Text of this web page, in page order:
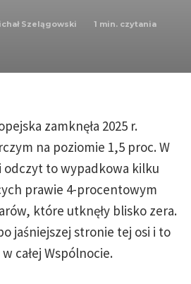
Szelągowski 1 min. czytania
zamknęła 2025 r.
na poziomie 1,5 proc. W
to wypadkowa kilku
prawie 4-procentowym
które utknęły blisko zera.
jaśniejszej stronie tej osi i to
całej Wspólnocie.